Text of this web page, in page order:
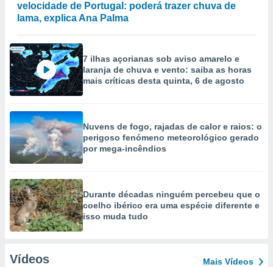
velocidade de Portugal: poderá trazer chuva de
lama, explica Ana Palma
7 ilhas açorianas sob aviso amarelo e
laranja de chuva e vento: saiba as horas
mais críticas desta quinta, 6 de agosto
Nuvens de fogo, rajadas de calor e raios: o
perigoso fenómeno meteorológico gerado
por mega-incêndios
Durante décadas ninguém percebeu que o
coelho ibérico era uma espécie diferente e
isso muda tudo
Vídeos Mais Vídeos